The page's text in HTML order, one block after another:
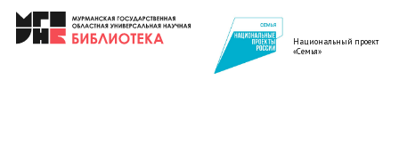
Национальный проект
«Семья»